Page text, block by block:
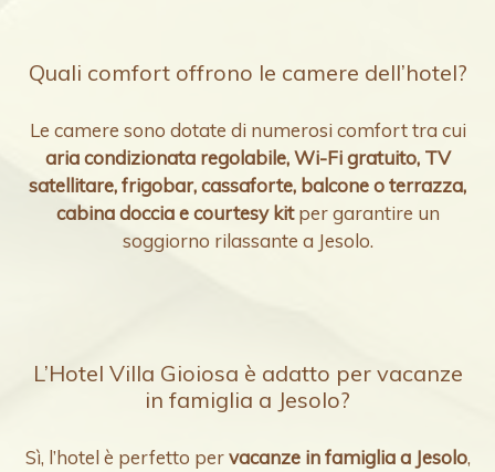
Quali comfort offrono le camere dell’hotel?
Le camere sono dotate di numerosi comfort tra cui
aria condizionata regolabile, Wi-Fi gratuito, TV
satellitare, frigobar, cassaforte, balcone o terrazza,
cabina doccia e courtesy kitper garantire un
soggiorno rilassante a Jesolo.
L’Hotel Villa Gioiosa è adatto per vacanze
in famiglia a Jesolo?
Sì, l’hotel è perfetto pervacanze in famiglia a Jesolo,